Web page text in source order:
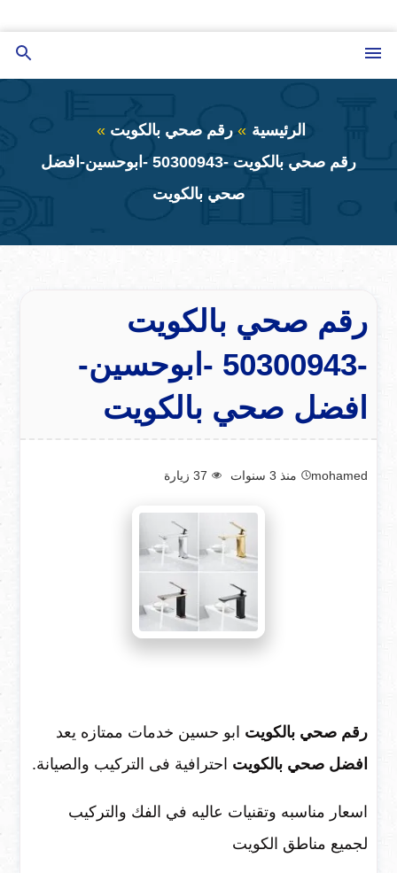
إلى
المحتوى
الرئيسية
رقم صحي بالكويت
رقم صحي بالكويت -50300943 -ابوحسين-افضل
صحي بالكويت
رقم صحي بالكويت
-50300943 -ابوحسين-
افضل صحي بالكويت
mohamed منذ 3 سنوات 37 زيارة
رقم صحي بالكويت ابو حسين خدمات ممتازه يعد
افضل صحي بالكويت احترافية فى التركيب والصيانة.
اسعار مناسبه وتقنيات عاليه في الفك والتركيب
لجميع مناطق الكويت